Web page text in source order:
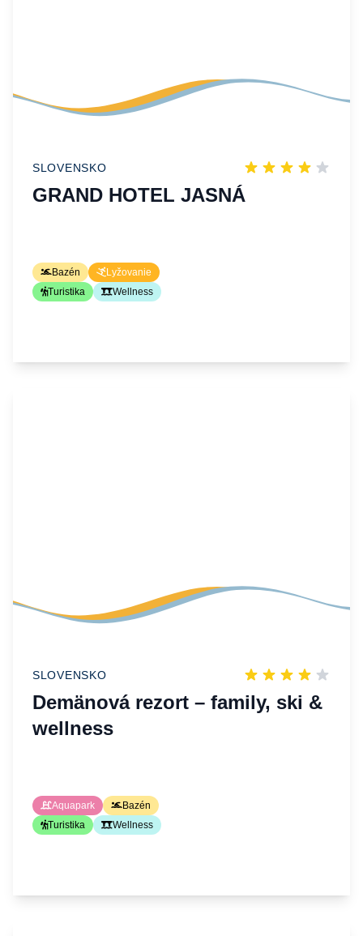
SLOVENSKO
GRAND HOTEL JASNÁ
Bazén
Lyžovanie
Turistika
Wellness
SLOVENSKO
Demänová rezort – family, ski &
wellness
Aquapark
Bazén
Turistika
Wellness